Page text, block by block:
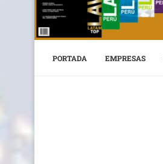
PORTADA EMPRESAS